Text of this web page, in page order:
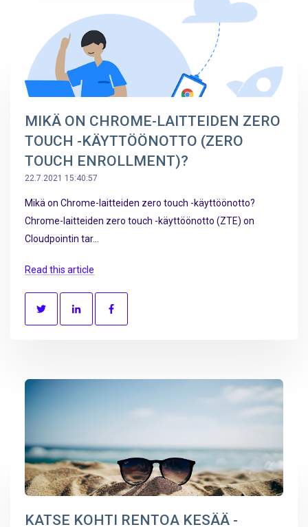
MIKÄ ON CHROME-LAITTEIDEN ZERO
TOUCH -KÄYTTÖÖNOTTO (ZERO
TOUCH ENROLLMENT)?
22.7.2021 15:40:57
Mikä on Chrome-laitteiden zero touch -käyttöönotto?
Chrome-laitteiden zero touch -käyttöönotto (ZTE) on
Cloudpointin tar...
Read this article
KATSE KOHTI RENTOA KESÄÄ -